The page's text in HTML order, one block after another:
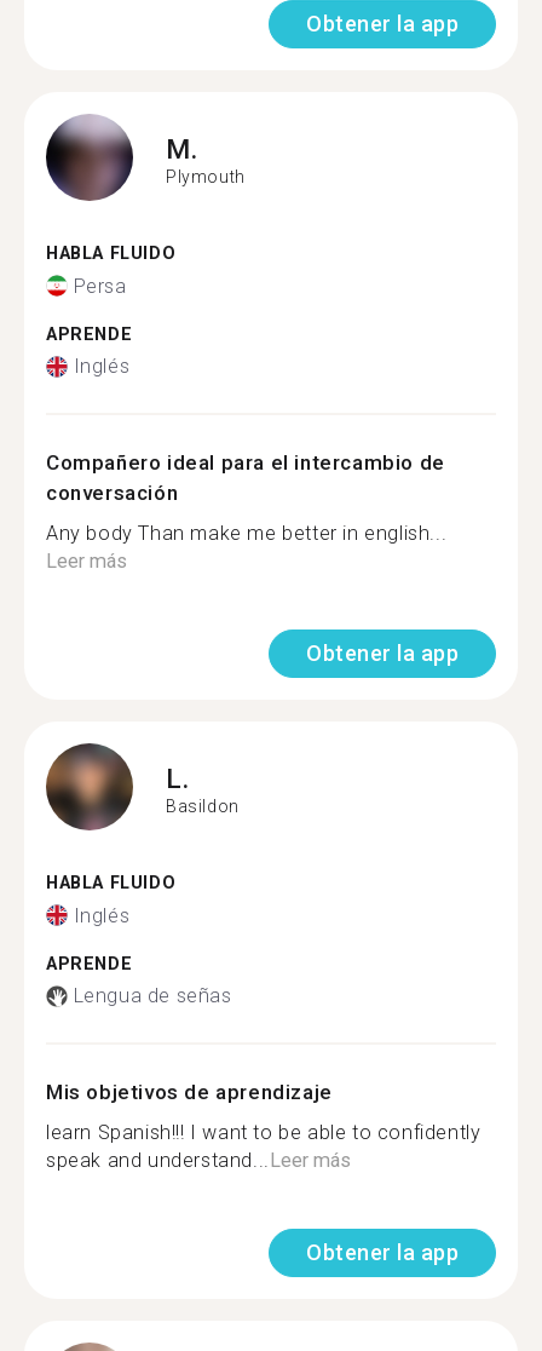
Obtener la app
M.
Plymouth
HABLA FLUIDO
Persa
APRENDE
Inglés
Compañero ideal para el intercambio de
conversación
Any body Than make me better in english...
Leer más
Obtener la app
L.
Basildon
HABLA FLUIDO
Inglés
APRENDE
Lengua de señas
Mis objetivos de aprendizaje
learn Spanish!!! I want to be able to confidently
speak and understand...Leer más
Obtener la app